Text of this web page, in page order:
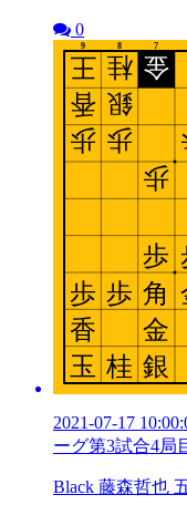
0
2021-07-17
ーグ第3試合4局
Black 藤森哲也